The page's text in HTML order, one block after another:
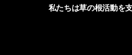
私たちは草の根活動を